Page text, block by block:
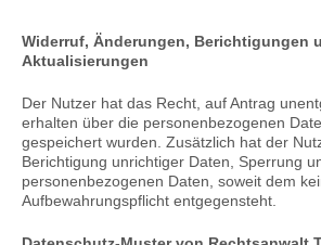
Widerruf, Änderungen, Berichtigungen
Aktualisierungen
Der Nutzer hat das Recht, auf Antrag
erhalten über die personenbezogenen
gespeichert wurden. Zusätzlich hat der
Berichtigung unrichtiger Daten, Sperrung
personenbezogenen Daten, soweit dem
Aufbewahrungspflicht entgegensteht.